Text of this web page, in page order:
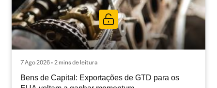
7 Ago 2026 • 2 mins de leitura
Bens de Capital: Exportações de GTD para os